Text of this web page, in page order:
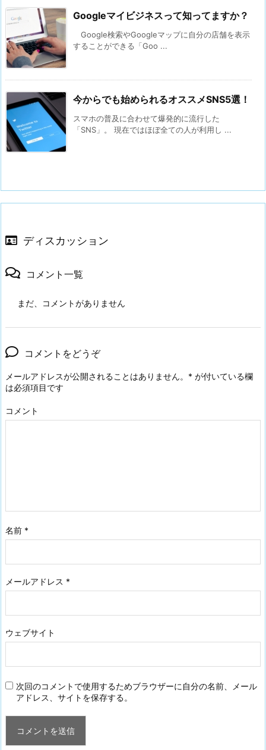
Googleマイビジネスって知ってますか？
Google検索やGoogleマップに自分の店舗を表示
することができる「Goo ...
今からでも始められるオススメSNS5選！
スマホの普及に合わせて爆発的に流行した
「SNS」。 現在ではほぼ全ての人が利用し ...
ディスカッション
コメント一覧
まだ、コメントがありません
コメントをどうぞ
メールアドレスが公開されることはありません。 * が付いている欄
は必須項目です
コメント
名前 *
メールアドレス *
ウェブサイト
次回のコメントで使用するためブラウザーに自分の名前、メール
アドレス、サイトを保存する。